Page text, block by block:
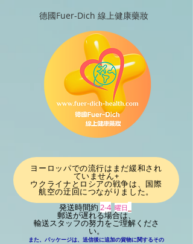
德國Fuer-Dich 線上健康藥妝
ヨーロッパでの流行はまだ緩和され
ていません+
ウクライナとロシアの戦争は、国際
航空の迂回につながりました。
発送時間約 2-4 曜日
郵送が遅れる場合は、
輸送スタッフの努力をご理解くださ
い。
また、パッケージは、送信後に追加の貨物に関するその